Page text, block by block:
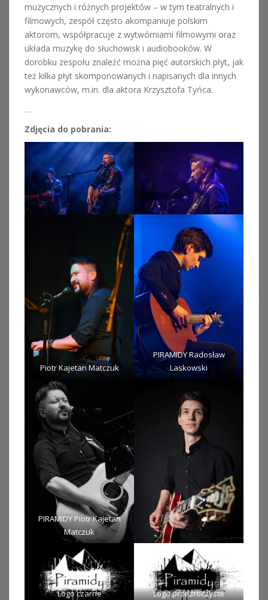
muzycznych i różnych projektów – w tym teatralnych i
filmowych, zespół często akompaniuje polskim
aktorom, współpracuje z wytwórniami filmowymi oraz
układa muzykę do słuchowisk i audiobooków. W
dorobku zespołu znaleźć można pięć autorskich płyt, jak
też kilka płyt skomponowanych i napisanych dla innych
wykonawców, m.in. dla aktora Krzysztofa Tyńca.
…
Zdjęcia do pobrania:
Piotr Kajetan Matczuk
PIRAMIDY Radosław
Laskowski
PIRAMIDY Piotr Kajetan
Matczuk
Logo czarne Logo przezroczyste